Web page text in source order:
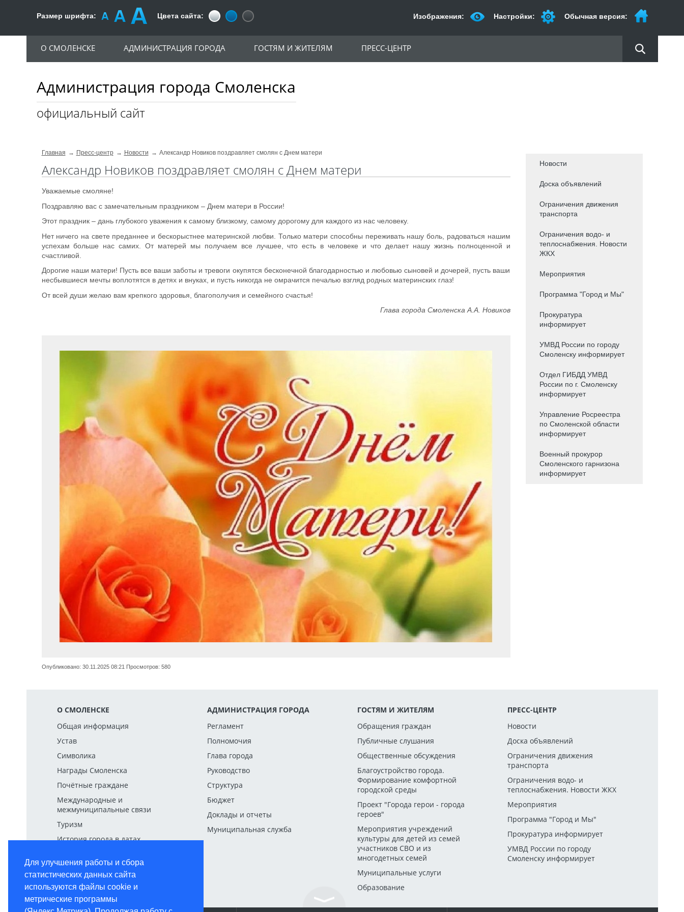
Для улучшения работы и сбора
статистических данных сайта
используются файлы cookie и
метрические программы
Размер шрифта: Цвета сайта: Изображения: Настройки: Обычная версия:
Администрация города Смоленска
официальный сайт
О СМОЛЕНСКЕ АДМИНИСТРАЦИЯ ГОРОДА ГОСТЯМ И ЖИТЕЛЯМ ПРЕСС-ЦЕНТР
Главная Пресс-центр Новости Александр Новиков поздравляет смолян с Днем матери
Александр Новиков поздравляет смолян с Днем матери
Уважаемые смоляне!
Поздравляю вас с замечательным праздником – Днем матери в России!
Этот праздник – дань глубокого уважения к самому близкому, самому дорогому для каждого из нас человеку.
Нет ничего на свете преданнее и бескорыстнее материнской любви. Только матери способны переживать нашу боль, радоваться нашим
успехам больше нас самих. От матерей мы получаем все лучшее, что есть в человеке и что делает нашу жизнь полноценной и
счастливой.
Дорогие наши матери! Пусть все ваши заботы и тревоги окупятся бесконечной благодарностью и любовью сыновей и дочерей, пусть ваши
несбывшиеся мечты воплотятся в детях и внуках, и пусть никогда не омрачится печалью взгляд родных материнских глаз!
От всей души желаю вам крепкого здоровья, благополучия и семейного счастья!
Глава города Смоленска А.А. Новиков
Опубликовано: 30.11.2025 08:21 Просмотров: 580
Новости
Доска объявлений
Ограничения движения
транспорта
Ограничения водо- и
теплоснабжения. Новости
ЖКХ
Мероприятия
Программа "Город и Мы"
Прокуратура
информирует
УМВД России по городу
Смоленску информирует
Отдел ГИБДД УМВД
России по г. Смоленску
информирует
Управление Росреестра
по Смоленской области
информирует
Военный прокурор
Смоленского гарнизона
информирует
О СМОЛЕНСКЕ
Общая информация
Устав
Символика
Награды Смоленска
Почётные граждане
Международные и
межмуниципальные связи
Туризм
История города в датах
АДМИНИСТРАЦИЯ ГОРОДА
Регламент
Полномочия
Глава города
Руководство
Структура
Бюджет
Доклады и отчеты
Муниципальная служба
ГОСТЯМ И ЖИТЕЛЯМ
Обращения граждан
Публичные слушания
Общественные обсуждения
Благоустройство города.
Формирование комфортной
городской среды
Проект "Города герои - города
героев"
Мероприятия учреждений
культуры для детей из семей
участников СВО и из
многодетных семей
Муниципальные услуги
Образование
ПРЕСС-ЦЕНТР
Новости
Доска объявлений
Ограничения движения
транспорта
Ограничения водо- и
теплоснабжения. Новости ЖКХ
Мероприятия
Программа "Город и Мы"
Прокуратура информирует
УМВД России по городу
Смоленску информирует